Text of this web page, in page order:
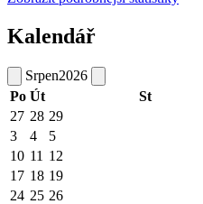
Kalendář
Srpen2026
Po Út St
27 28 29
3
4 5
10 11 12
17 18 19
24 25 26